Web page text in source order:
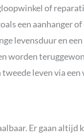
of
een aanhanger
levensduur en
worden
leven via
Er gaan altijd